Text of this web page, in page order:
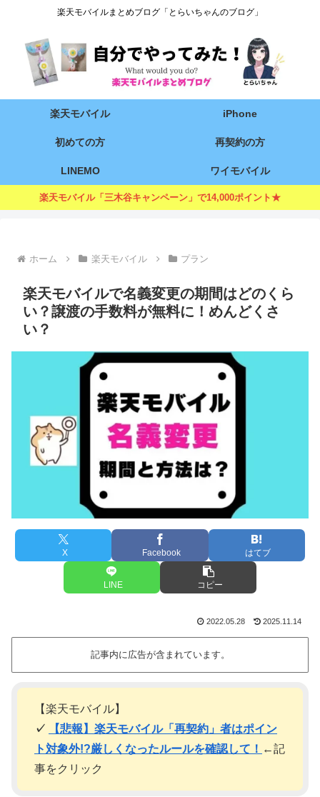
楽天モバイルまとめブログ「とらいちゃんのブログ」
楽天モバイル iPhone
初めての方 再契約の方
LINEMO ワイモバイル
楽天モバイル「三木谷キャンペーン」で14,000ポイント★
ホーム 楽天モバイル プラン
楽天モバイルで名義変更の期間はどのくら
い？譲渡の手数料が無料に！めんどくさ
い？
X Facebook はてブ
LINE コピー
2022.05.28 2025.11.14
記事内に広告が含まれています。
【楽天モバイル】
✓
【悲報】楽天モバイル「再契約」者はポイン
ト対象外!?厳しくなったルールを確認して！ ←記
事をクリック